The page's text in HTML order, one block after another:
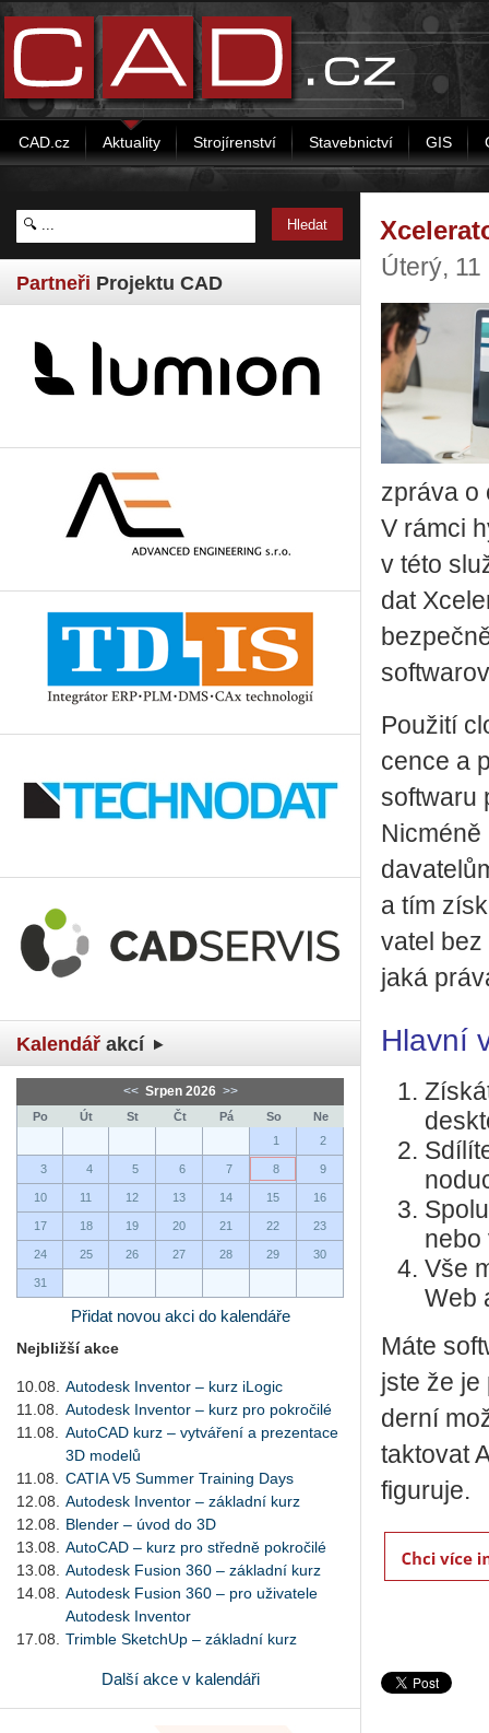
CAD.cz Aktuality Strojírenství Stavebnictví GIS
Partneři Projektu CAD
Kalendář akcí
<< Srpen 2026 >>
Po Út St Čt Pá So
Ne
1
2
3 4 5 6 7 8 9
10 11 12 13 14 15 16
17 18 19 20 21 22 23
24 25 26 27 28 29 30
31
Přidat novou akci do kalendáře
Nejbližší akce
10.08.
Autodesk Inventor – kurz iLogic
11.08.
Autodesk Inventor – kurz pro pokročilé
11.08.
AutoCAD kurz – vytváření a prezentace
3D modelů
11.08.
CATIA V5 Summer Training Days
12.08.
Autodesk Inventor – základní kurz
12.08.
Blender – úvod do 3D
13.08.
AutoCAD – kurz pro středně pokročilé
13.08.
Autodesk Fusion 360 – základní kurz
14.08.
Autodesk Fusion 360 – pro uživatele
Autodesk Inventor
17.08.
Trimble SketchUp – základní kurz
Další akce v kalendáři
Úterý,
zprá­va o
V rámci
v této
dat
Po­u­ži­tí
cen­ce a
soft­wa­ru
a tím
va­tel bez
jaká
Hlavní
nebo
Vše
Web
Máte
jste že
der­ní
tak­to­vat
fi­gu­ru­je.